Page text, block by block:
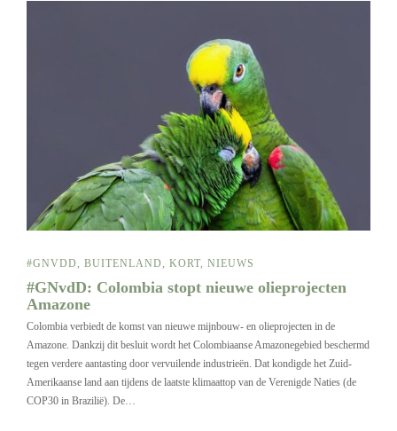
#GNVDD BUITENLAND KORT NIEUWS
#GNvdD: Colombia stopt nieuwe olieprojecten
Amazone
Colombia verbiedt de komst van nieuwe mijnbouw- en olieprojecten in de
Amazone. Dankzij dit besluit wordt het Colombiaanse Amazonegebied beschermd
tegen verdere aantasting door vervuilende industrieën. Dat kondigde het Zuid-
Amerikaanse land aan tijdens de laatste klimaattop van de Verenigde Naties (de
COP30 in Brazilië). De…